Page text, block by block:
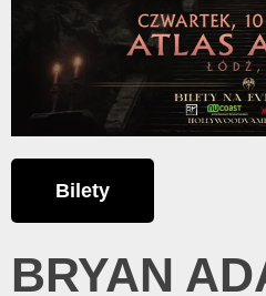
Bilety
BRYAN